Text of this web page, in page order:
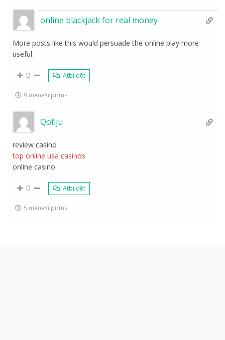
online blackjack for real money
More posts like this would persuade the online play more
useful.
0 Atbildēt
9 mēneši pirms
Qoflju
review casino
top online usa casinos
online casino
0 Atbildēt
5 mēneši pirms